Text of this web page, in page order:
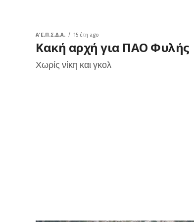
Α΄ Ε.Π.Σ.Δ.Α. 15 έτη ago
Κακή αρχή για ΠΑΟ Φυλής
Χωρίς νίκη και γκολ